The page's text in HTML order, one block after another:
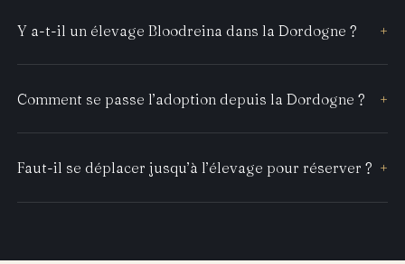
Y a-t-il un élevage Bloodreina dans la Dordogne ? +
Comment se passe l’adoption depuis la Dordogne ? +
Faut-il se déplacer jusqu’à l’élevage pour réserver ? +